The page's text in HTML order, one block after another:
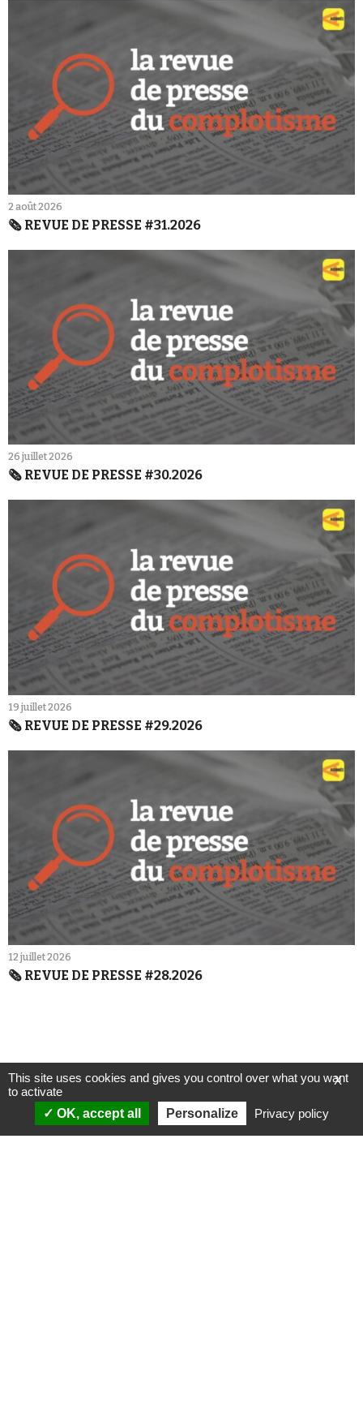
2 août 2026
🗞️ REVUE DE PRESSE #31.2026
26 juillet 2026
🗞️ REVUE DE PRESSE #30.2026
19 juillet 2026
🗞️ REVUE DE PRESSE #29.2026
12 juillet 2026
🗞️ REVUE DE PRESSE #28.2026
ANALYSES
VIDÉOS
X
This site uses cookies and gives you control over what you want
to activate
OK, accept all
Personalize Privacy policy